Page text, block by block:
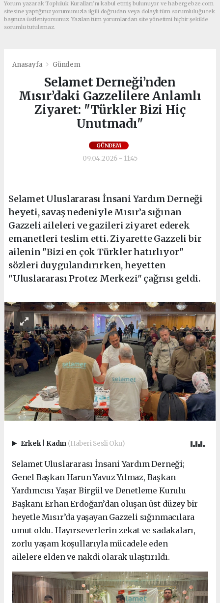
Yorum yazarak Topluluk Kuralları’nı kabul etmiş bulunuyor ve habergebze.com
sitesine yaptığınız yorumunuzla ilgili doğrudan veya dolaylı tüm sorumluluğu tek
başınıza üstleniyorsunuz. Yazılan tüm yorumlardan site yönetimi hiçbir şekilde
sorumlu tutulamaz.
Anasayfa Gündem
Selamet Derneği’nden
Mısır’daki Gazzelilere Anlamlı
Ziyaret: "Türkler Bizi Hiç
Unutmadı"
GÜNDEM
09.04.2026 - 11:45
Selamet Uluslararası İnsani Yardım Derneği
heyeti, savaş nedeniyle Mısır’a sığınan
Gazzeli aileleri ve gazileri ziyaret ederek
emanetleri teslim etti. Ziyarette Gazzeli bir
ailenin "Bizi en çok Türkler hatırlıyor"
sözleri duygulandırırken, heyetten
"Uluslararası Protez Merkezi" çağrısı geldi.
Erkek Kadın (Haberi Sesli Oku)
Selamet Uluslararası İnsani Yardım Derneği;
Genel Başkan Harun Yavuz Yılmaz, Başkan
Yardımcısı Yaşar Birgül ve Denetleme Kurulu
Başkanı Erhan Erdoğan’dan oluşan üst düzey bir
heyetle Mısır’da yaşayan Gazzeli sığınmacılara
umut oldu. Hayırseverlerin zekat ve sadakaları,
zorlu yaşam koşullarıyla mücadele eden
ailelere elden ve nakdi olarak ulaştırıldı.